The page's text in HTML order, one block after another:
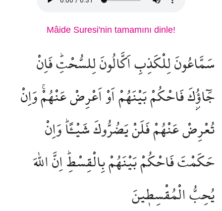
Mâide Suresi'nin tamamını dinle!
سَمَّاعُونَ لِلْكَذِبِ اَكَّالُونَ لِلسُّحْتِۜ فَاِنْ
جَٓاؤُ۫كَ فَاحْكُمْ بَيْنَهُمْ اَوْ اَعْرِضْ عَنْهُمْۚ وَاِنْ
تُعْرِضْ عَنْهُمْ فَلَنْ يَضُرُّوكَ شَيْـًٔاۜ وَاِنْ
حَكَمْتَ فَاحْكُمْ بَيْنَهُمْ بِالْقِسْطِۜ اِنَّ اللّٰهَ
يُحِبُّ الْمُقْسِط۪ينَ